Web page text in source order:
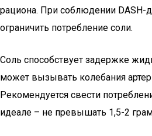
рациона. При соблюдении DASH-
ограничить потребление соли.
Соль способствует задержке
может вызывать колебания
Рекомендуется свести
идеале – не превышать 1,5-2